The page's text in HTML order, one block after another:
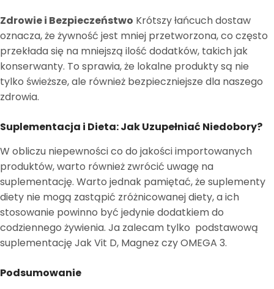
Zdrowie i Bezpieczeństwo Krótszy łańcuch dostaw
oznacza, że żywność jest mniej przetworzona, co często
przekłada się na mniejszą ilość dodatków, takich jak
konserwanty. To sprawia, że lokalne produkty są nie
tylko świeższe, ale również bezpieczniejsze dla naszego
zdrowia.
Suplementacja i Dieta: Jak Uzupełniać Niedobory?
W obliczu niepewności co do jakości importowanych
produktów, warto również zwrócić uwagę na
suplementację. Warto jednak pamiętać, że suplementy
diety nie mogą zastąpić zróżnicowanej diety, a ich
stosowanie powinno być jedynie dodatkiem do
codziennego żywienia. Ja zalecam tylko podstawową
suplementację Jak Vit D, Magnez czy OMEGA 3.
Podsumowanie